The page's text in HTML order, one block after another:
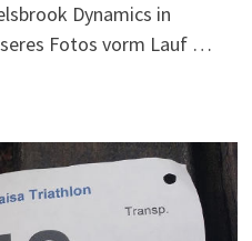
Dynamics in
Fotos vorm Lauf …